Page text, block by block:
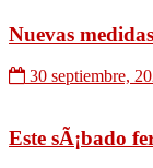
Nuevas
30 septiembre,
Este sÃ¡bado